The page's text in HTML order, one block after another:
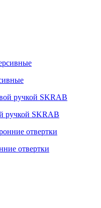
ручкой SKRAB
отвертки